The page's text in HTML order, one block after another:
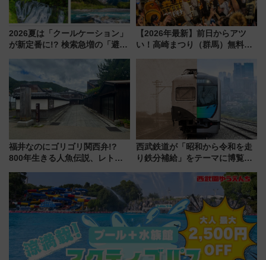
2026夏は「クールケーション」
が新定番に!? 検索急増の「避暑
と移動を楽しむ、電車で行くお
すすめ観光情報も
【2026年最新】前日からアツ
い！高崎まつり（群馬）無料観
福井なのにゴリゴリ関西弁!?
800年生きる人魚伝説、レトロ
屋カフェで非日常を！週末観光
に最適な小浜の歩き方
西武鉄道が「昭和から令和を走
り鉄分補給」をテーマに博覧会
14日から 新車両「トキイロ」体
験ブースも アクセスや申込方法
を解説